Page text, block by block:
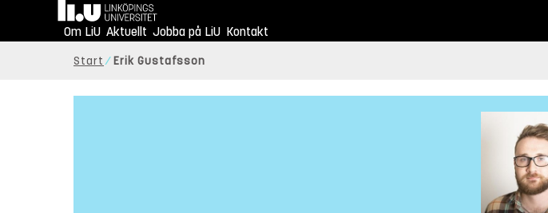
Hem
Om LiU Aktuellt Jobba på LiU Kontakt
Start Erik Gustafsson